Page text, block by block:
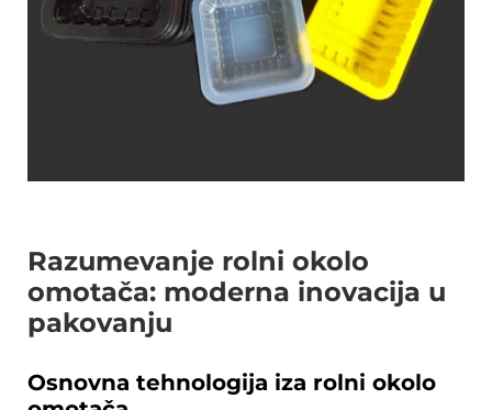
Razumevanje rolni okolo
omotača: moderna inovacija u
pakovanju
Osnovna tehnologija iza rolni okolo